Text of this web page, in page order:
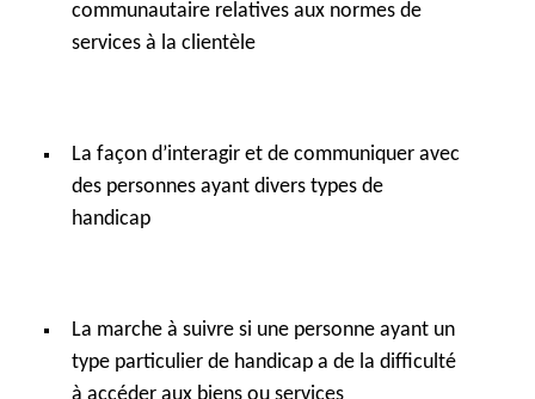
communautaire relatives aux normes de
services à la clientèle
La façon d’interagir et de communiquer avec
des personnes ayant divers types de
handicap
La marche à suivre si une personne ayant un
type particulier de handicap a de la difficulté